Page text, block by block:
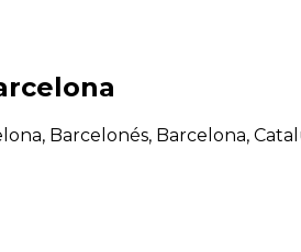
Barcelonés, Barcelona,